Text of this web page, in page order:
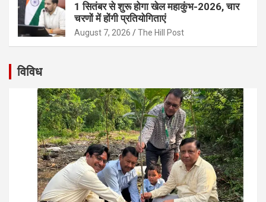
1 सितंबर से शुरू होगा खेल महाकुंभ-2026, चार
चरणों में होंगी प्रतियोगिताएं
August 7, 2026 The Hill Post
विविध